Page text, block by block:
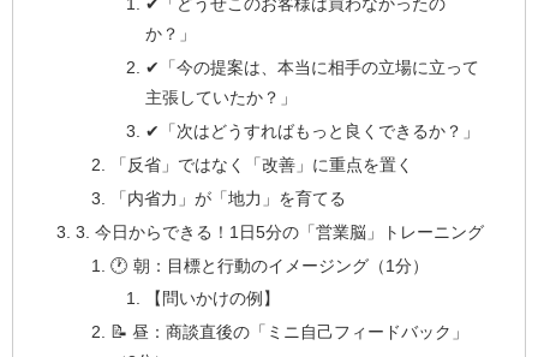
✔「どうせこのお客様は買わなかったの
か？」
✔「今の提案は、本当に相手の立場に立って
主張していたか？」
✔「次はどうすればもっと良くできるか？」
「反省」ではなく「改善」に重点を置く
「内省力」が「地力」を育てる
3. 今日からできる！1日5分の「営業脳」トレーニング
🕐 朝：目標と行動のイメージング（1分）
【問いかけの例】
📝 昼：商談直後の「ミニ自己フィードバック」